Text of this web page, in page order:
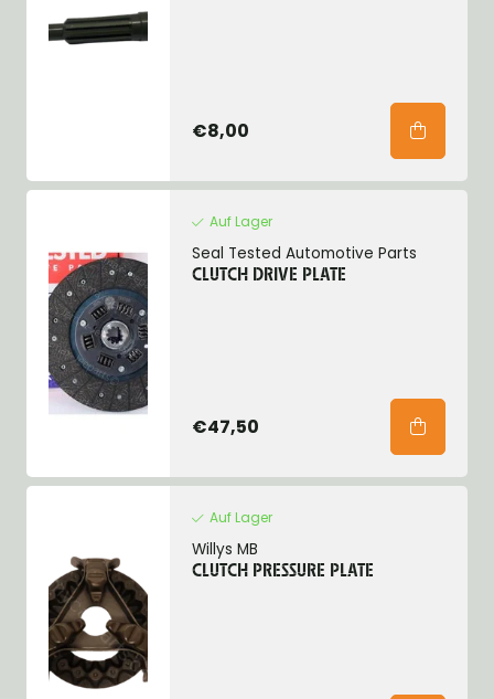
€8,00
Auf Lager
Seal Tested Automotive Parts
CLUTCH DRIVE PLATE
€47,50
Auf Lager
Willys MB
CLUTCH PRESSURE PLATE